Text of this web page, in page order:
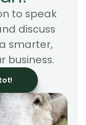
to speak
discuss
smarter,
business.